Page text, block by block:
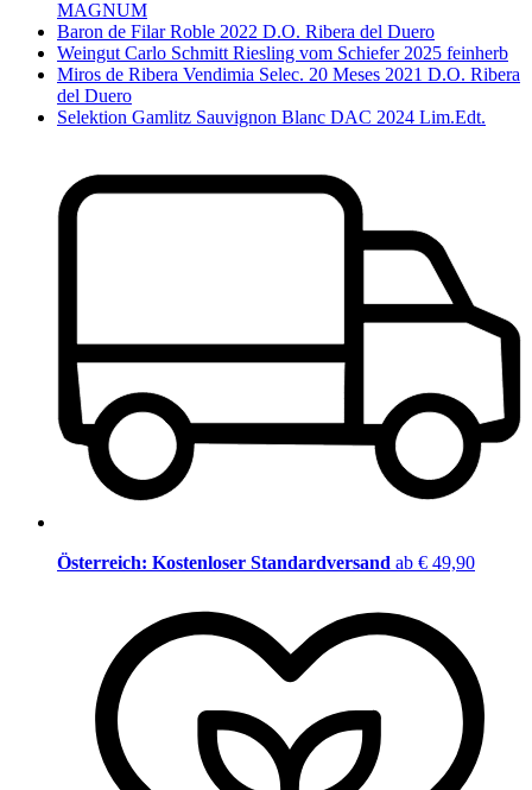
MAGNUM
Baron de Filar Roble 2022 D.O. Ribera del Duero
Weingut Carlo Schmitt Riesling vom Schiefer 2025 feinherb
Miros de Ribera Vendimia Selec. 20 Meses 2021 D.O. Ribera
del Duero
Selektion Gamlitz Sauvignon Blanc DAC 2024 Lim.Edt.
Österreich: Kostenloser Standardversand ab € 49,90